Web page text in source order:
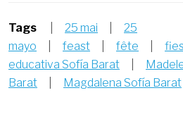
Tags 25 mai
25
mayo
feast fête
educativa Sofía Barat
Barat
Magdalena Sofía Barat